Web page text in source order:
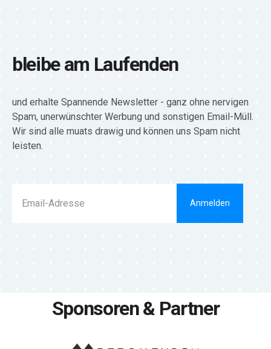
bleibe am Laufenden
und erhalte Spannende Newsletter - ganz ohne nervigen
Spam, unerwünschter Werbung und sonstigen Email-Müll.
Wir sind alle muats drawig und können uns Spam nicht
leisten.
Anmelden
Sponsoren & Partner